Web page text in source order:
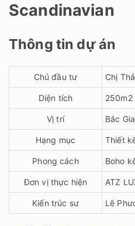
Scandinavian
Thông tin dự án
Chủ đầu tư Chị
Diện tích 250m2
Vị trí Bắc
Hạng mục Thiết
Phong cách Boho
Đơn vị thực hiện ATZ
Kiến trúc sư Lê